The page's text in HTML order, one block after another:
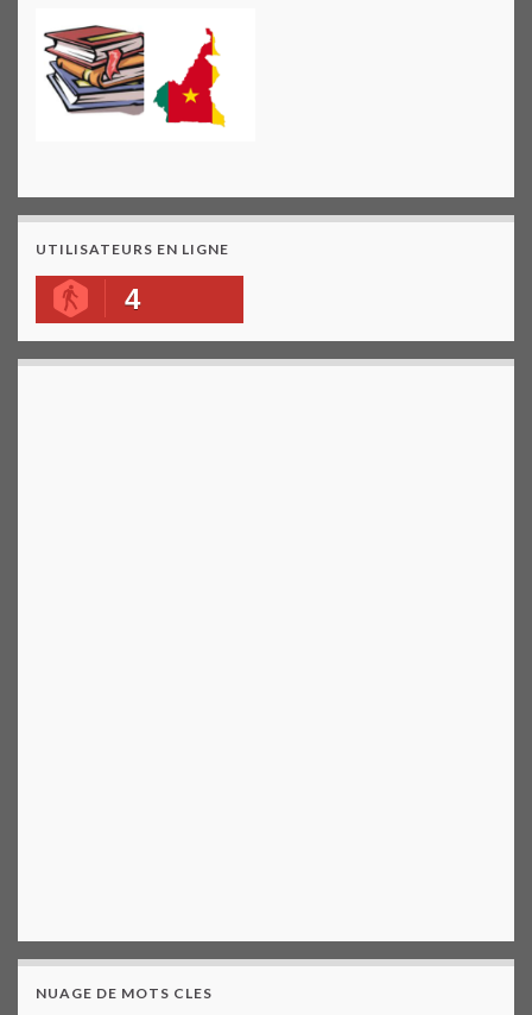
UTILISATEURS EN LIGNE
4
NUAGE DE MOTS CLES